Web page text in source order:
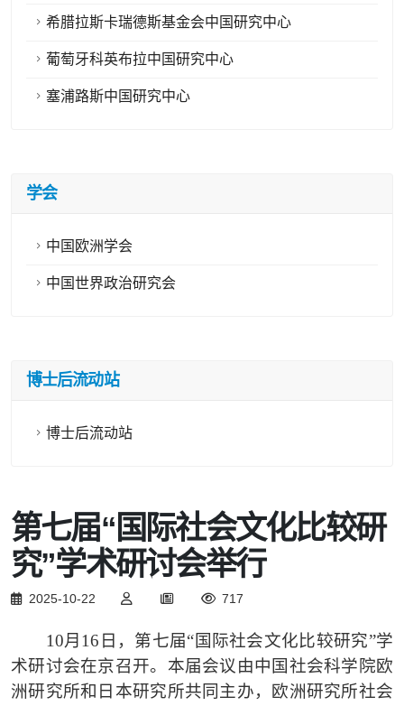
希腊拉斯卡瑞德斯基金会中国研究中心
葡萄牙科英布拉中国研究中心
塞浦路斯中国研究中心
学会
中国欧洲学会
中国世界政治研究会
博士后流动站
博士后流动站
第七届“国际社会文化比较研
究”学术研讨会举行
2025-10-22 717
10月16日，第七届“国际社会文化比较研究”学
术研讨会在京召开。本届会议 由中国社会科学院欧
洲研究所和日本研究所共同主办， 欧洲研究所社会